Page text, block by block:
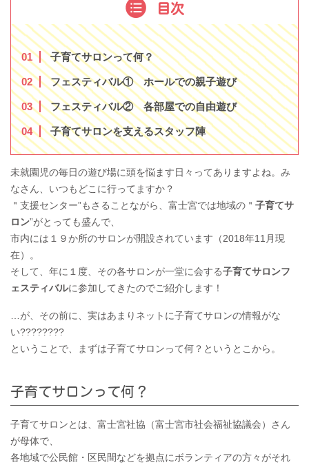
目次
1 子育てサロンって何？
2 フェスティバル① ホールでの親子遊び
3 フェスティバル② 各部屋での自由遊び
4 子育てサロンを支えるスタッフ陣
未就園児の毎日の遊び場に頭を悩ます日々ってありますよね。み
なさん、いつもどこに行ってますか？
＂支援センター”もさることながら、富士宮では地域の＂ 子育てサ
ロン”がとっても盛んで、
市内には１９か所のサロンが開設されています（2018年11月現
在）。
そして、年に１度、その各サロンが一堂に会する子育てサロンフ
ェスティバルに参加してきたのでご紹介します！
…が、その前に、実はあまりネットに子育てサロンの情報がな
い????????
ということで、まずは子育てサロンって何？というとこから。
子育てサロンって何？
子育てサロンとは、富士宮社協（富士宮市社会福祉協議会）さん
が母体で、
各地域で公民館・区民間などを拠点にボランティアの方々がそれ